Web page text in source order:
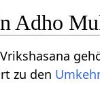
Adho
zu den